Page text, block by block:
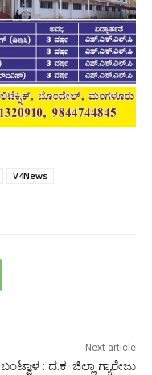
V4News
Next article
ಬಂಟ್ವಾಳ : ದ.ಕ. ಜಿಲ್ಲಾ ಗ್ಯಾರೇಜು